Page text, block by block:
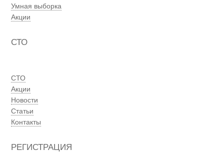
Умная выборка
Акции
СТО
СТО
Акции
Новости
Статьи
Контакты
РЕГИСТРАЦИЯ